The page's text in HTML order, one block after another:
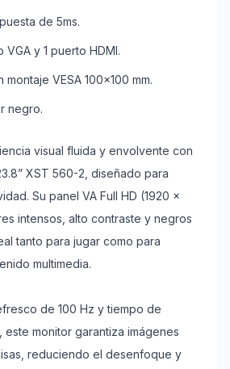
de 5ms.
VGA y 1 puerto HDMI.
VESA 100x100 mm.
negro.
visual fluida y envolvente con
XST 560-2, diseñado para
Su panel VA Full HD (1920 ×
intensos, alto contraste y negros
tanto para jugar como para
multimedia.
de 100 Hz y tiempo de
este monitor garantiza imágenes
reduciendo el desenfoque y